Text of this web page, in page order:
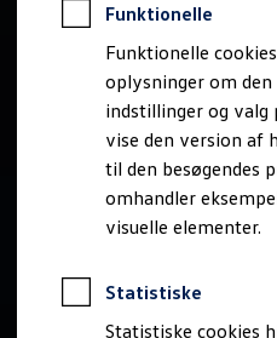
Funktionelle
Funktionelle
oplysninger om
indstillinger og valg
vise den version af
til den besøgendes
omhandler
visuelle elementer.
Statistiske
Statistiske cookies
Book en prøvetur
Bestil et tilbud
Brugte biler
Pendlerleasing
Budgetberegner
Firmabil
Vejen til en ny
Online Privatleasing
Finansiering og
Volkswagen
Volkswagen
Ejere og services
Book tid på
Service